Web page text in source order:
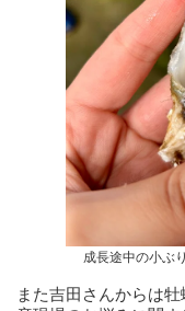
成長途中の小ぶりな
また吉田さんからは